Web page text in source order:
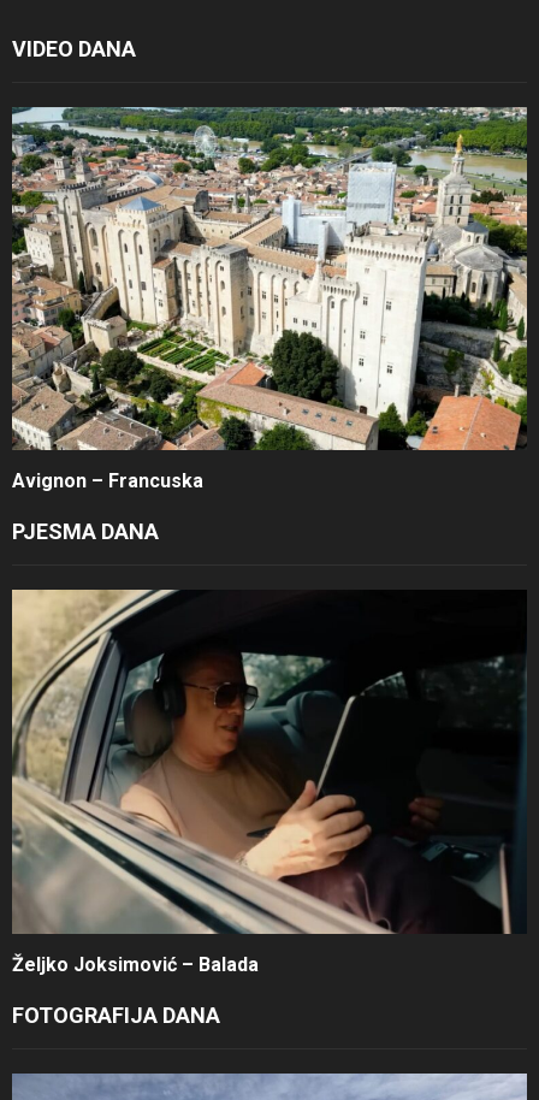
VIDEO DANA
Avignon – Francuska
PJESMA DANA
Željko Joksimović – Balada
FOTOGRAFIJA DANA